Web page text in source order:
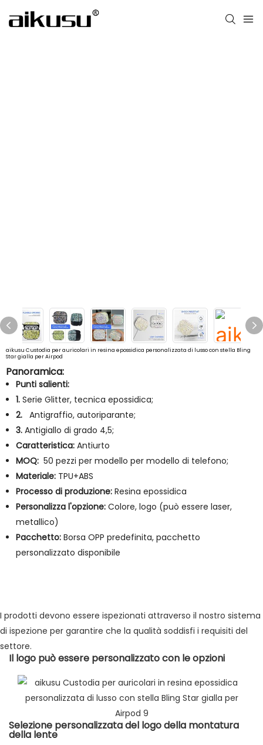
aikusu Custodia per auricolari in resina epossidica personalizzata di lusso con stella Bling
Star gialla per Airpod
Panoramica:
Punti salienti:
1. Serie Glitter, tecnica epossidica;
2. Antigraffio, autoriparante;
3. Antigiallo di grado 4,5;
Caratteristica: Antiurto
MOQ: 50 pezzi per modello per modello di telefono;
Materiale: TPU+ABS
Processo di produzione: Resina epossidica
Personalizza l'opzione: Colore, logo (può essere laser,
metallico)
Pacchetto: Borsa OPP predefinita, pacchetto
personalizzato disponibile
I prodotti devono essere ispezionati attraverso il nostro sistema
di ispezione per garantire che la qualità soddisfi i requisiti del
settore.
Il logo può essere personalizzato con le opzioni
Selezione personalizzata del logo della montatura
della lente